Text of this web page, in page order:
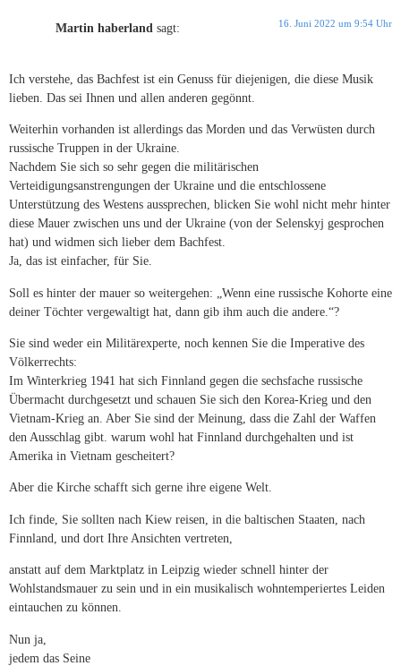
Martin haberland sagt: 16. Juni 2022 um 9:54 Uhr
Ich verstehe, das Bachfest ist ein Genuss für diejenigen, die diese Musik
lieben. Das sei Ihnen und allen anderen gegönnt.
Weiterhin vorhanden ist allerdings das Morden und das Verwüsten durch
russische Truppen in der Ukraine.
Nachdem Sie sich so sehr gegen die militärischen
Verteidigungsanstrengungen der Ukraine und die entschlossene
Unterstützung des Westens aussprechen, blicken Sie wohl nicht mehr hinter
diese Mauer zwischen uns und der Ukraine (von der Selenskyj gesprochen
hat) und widmen sich lieber dem Bachfest.
Ja, das ist einfacher, für Sie.
Soll es hinter der mauer so weitergehen: „Wenn eine russische Kohorte eine
deiner Töchter vergewaltigt hat, dann gib ihm auch die andere.“?
Sie sind weder ein Militärexperte, noch kennen Sie die Imperative des
Völkerrechts:
Im Winterkrieg 1941 hat sich Finnland gegen die sechsfache russische
Übermacht durchgesetzt und schauen Sie sich den Korea-Krieg und den
Vietnam-Krieg an. Aber Sie sind der Meinung, dass die Zahl der Waffen
den Ausschlag gibt. warum wohl hat Finnland durchgehalten und ist
Amerika in Vietnam gescheitert?
Aber die Kirche schafft sich gerne ihre eigene Welt.
Ich finde, Sie sollten nach Kiew reisen, in die baltischen Staaten, nach
Finnland, und dort Ihre Ansichten vertreten,
anstatt auf dem Marktplatz in Leipzig wieder schnell hinter der
Wohlstandsmauer zu sein und in ein musikalisch wohntemperiertes Leiden
eintauchen zu können.
Nun ja,
jedem das Seine